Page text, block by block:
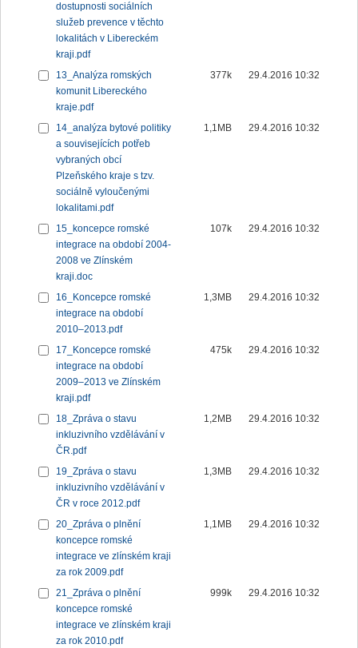
dostupnosti sociálních
služeb prevence v těchto
lokalitách v Libereckém
kraji.pdf
13_Analýza romských
komunit Libereckého
kraje.pdf
377k 29.4.2016 10:32
14_analýza bytové politiky
a souvisejících potřeb
vybraných obcí
Plzeňského kraje s tzv.
sociálně vyloučenými
lokalitami.pdf
1,1MB 29.4.2016 10:32
15_koncepce romské
integrace na období 2004-
2008 ve Zlínském
kraji.doc
107k 29.4.2016 10:32
16_Koncepce romské
integrace na období
2010–2013.pdf
1,3MB 29.4.2016 10:32
17_Koncepce romské
integrace na období
2009–2013 ve Zlínském
kraji.pdf
475k 29.4.2016 10:32
18_Zpráva o stavu
inkluzivního vzdělávání v
ČR.pdf
1,2MB 29.4.2016 10:32
19_Zpráva o stavu
inkluzivního vzdělávání v
ČR v roce 2012.pdf
1,3MB 29.4.2016 10:32
20_Zpráva o plnění
koncepce romské
integrace ve zlínském kraji
za rok 2009.pdf
1,1MB 29.4.2016 10:32
21_Zpráva o plnění
koncepce romské
integrace ve zlínském kraji
za rok 2010.pdf
999k 29.4.2016 10:32